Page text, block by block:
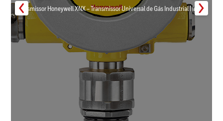
Transmissor Honeywell XNX – Transmissor Universal de Gás Industrial | Inmar